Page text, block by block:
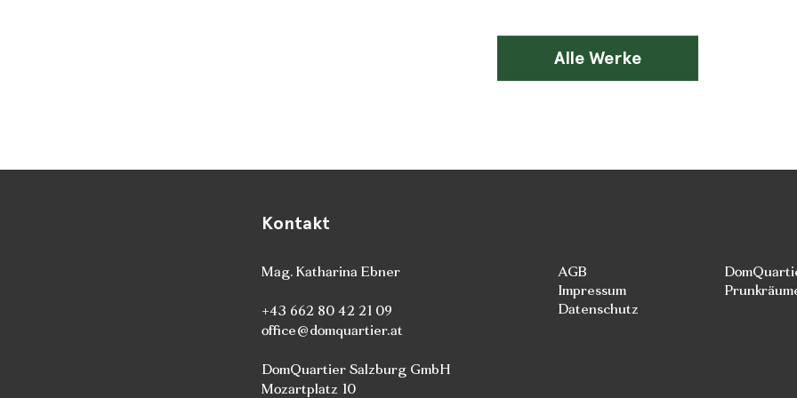
Alle Werke
Kontakt
Mag. Katharina Ebner
+43 662 80 42 21 09
office@domquartier.at
DomQuartier Salzburg GmbH
Mozartplatz 10
AGB
Impressum
Datenschutz